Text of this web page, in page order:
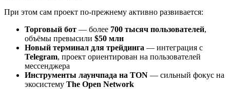
При этом сам проект по-прежнему активно развивается:
Торговый бот — более 700 тысяч пользователей,
объёмы превысили $50 млн
Новый терминал для трейдинга — интеграция с
Telegram, проект ориентирован на пользователей
мессенджера
Инструменты лаунчпада на TON — сильный фокус на
экосистему The Open Network